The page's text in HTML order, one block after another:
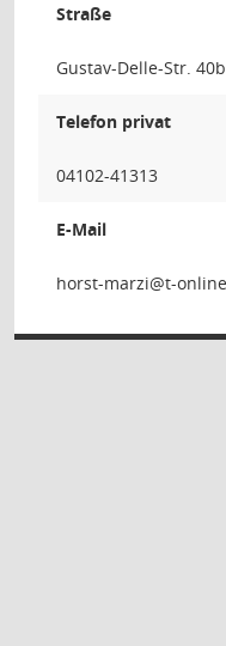
Straße
Gustav-Delle-Str. 40b
Telefon privat
04102-41313
E-Mail
izram